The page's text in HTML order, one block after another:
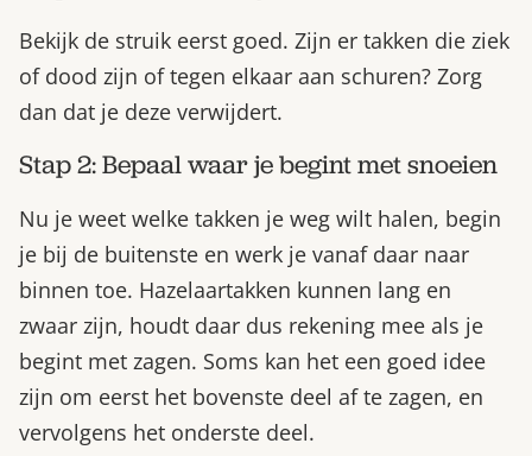
Bekijk de struik eerst goed. Zijn er takken die ziek
of dood zijn of tegen elkaar aan schuren? Zorg
dan dat je deze verwijdert.
Stap 2: Bepaal waar je begint met snoeien
Nu je weet welke takken je weg wilt halen, begin
je bij de buitenste en werk je vanaf daar naar
binnen toe. Hazelaartakken kunnen lang en
zwaar zijn, houdt daar dus rekening mee als je
begint met zagen. Soms kan het een goed idee
zijn om eerst het bovenste deel af te zagen, en
vervolgens het onderste deel.